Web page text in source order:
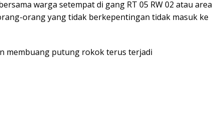
warga setempat di gang RT 05 RW 02 atau area
orang yang tidak berkepentingan tidak masuk ke
membuang putung rokok terus terjadi